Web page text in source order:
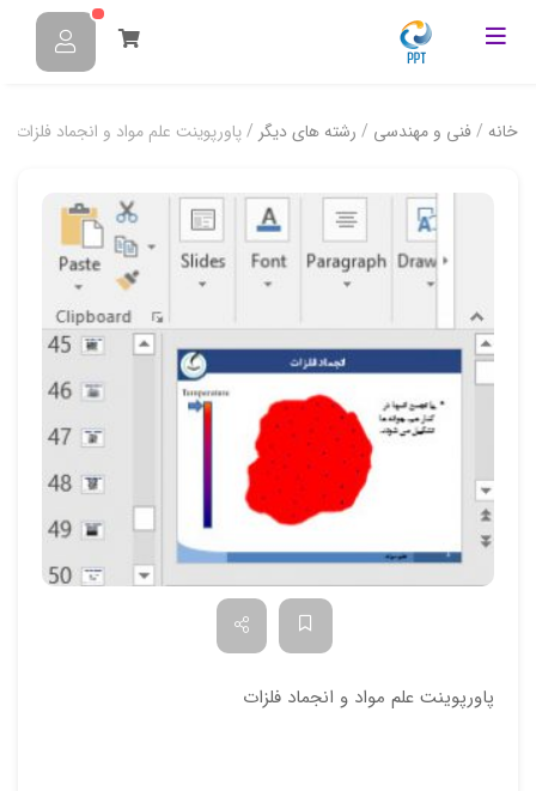
خانه /فنی و مهندسی / رشته های دیگر / پاورپوینت علم مواد و انجماد فلزات
پاورپوینت علم مواد و انجماد فلزات